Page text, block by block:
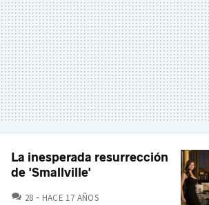
La inesperada resurrección
de 'Smallville'
28 COMENTARIOS
HACE 17 AÑOS